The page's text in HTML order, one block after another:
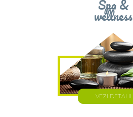
Spa &
wellness
VEZI DETALII